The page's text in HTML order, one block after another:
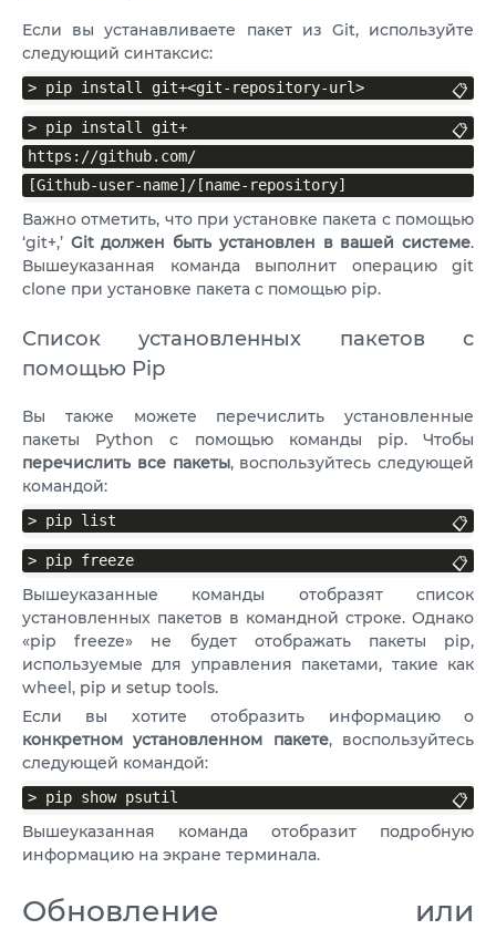
Если вы устанавливаете пакет из Git, используйте
следующий синтаксис:
> pip install git+<git-repository-url> 📋
> pip install git+
https://github.com/
[Github-user-name]/[name-repository]
📋
Важно отметить, что при установке пакета с помощью
‘git+,’ Git должен быть установлен в вашей системе.
Вышеуказанная команда выполнит операцию git
clone при установке пакета с помощью pip.
Список установленных пакетов с
помощью Pip
Вы также можете перечислить установленные
пакеты Python с помощью команды pip. Чтобы
перечислить все пакеты, воспользуйтесь следующей
командой:
> pip list 📋
> pip freeze 📋
Вышеуказанные команды отобразят список
установленных пакетов в командной строке. Однако
«pip freeze» не будет отображать пакеты pip,
используемые для управления пакетами, такие как
wheel, pip и setup tools.
Если вы хотите отобразить информацию о
конкретном установленном пакете, воспользуйтесь
следующей командой:
> pip show psutil 📋
Вышеуказанная команда отобразит подробную
информацию на экране терминала.
Обновление или